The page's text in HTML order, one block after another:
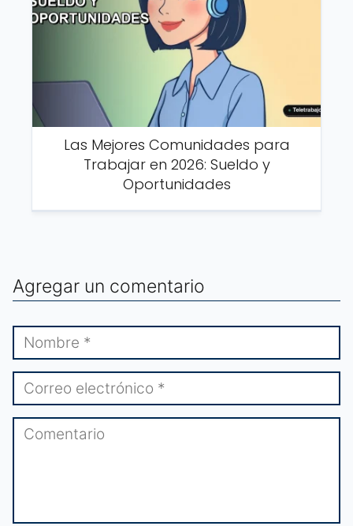
Las Mejores Comunidades para
Trabajar en 2026: Sueldo y
Oportunidades
Agregar un comentario